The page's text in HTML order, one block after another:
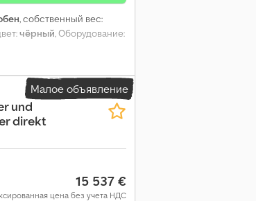
, собственный вес:
чёрный, Оборудование:
Малое объявление
und
direkt
15 537 €
цена без учета НДС